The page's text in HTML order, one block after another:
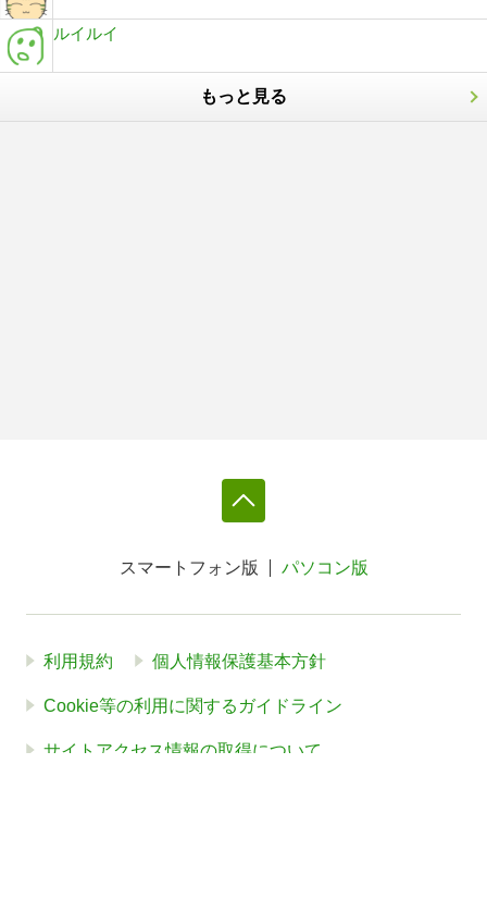
ルイルイ
もっと見る
スマートフォン版 パソコン版
利用規約 個人情報保護基本方針
Cookie等の利用に関するガイドライン
サイトアクセス情報の取得について